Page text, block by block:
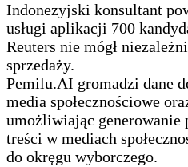
Indonezyjski konsultant
usługi aplikacji 700
Reuters nie mógł
sprzedaży.
Pemilu.AI gromadzi dane
media społecznościowe
umożliwiając generowanie
treści w mediach
do okręgu wyborczego.